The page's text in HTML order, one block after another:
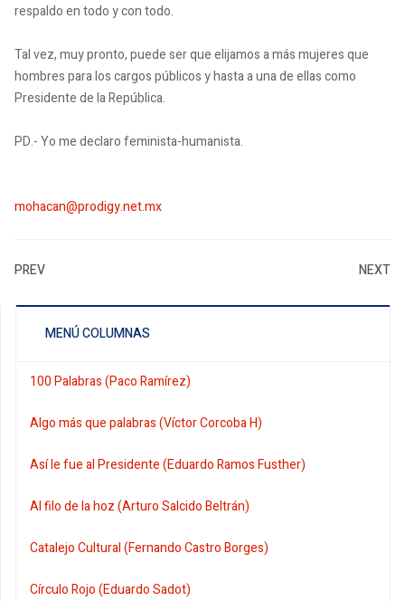
respaldo en todo y con todo.
Tal vez, muy pronto, puede ser que elijamos a más mujeres que
hombres para los cargos públicos y hasta a una de ellas como
Presidente de la República.
PD.- Yo me declaro feminista-humanista.
mohacan@prodigy.net.mx
PREV NEXT
MENÚ COLUMNAS
100 Palabras (Paco Ramírez)
Algo más que palabras (Víctor Corcoba H)
Así le fue al Presidente (Eduardo Ramos Fusther)
Al filo de la hoz (Arturo Salcido Beltrán)
Catalejo Cultural (Fernando Castro Borges)
Círculo Rojo (Eduardo Sadot)